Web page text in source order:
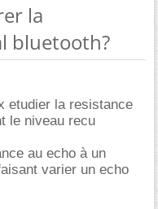
la
bluetooth?
etudier la resistance
le niveau recu
au echo à un
varier un echo